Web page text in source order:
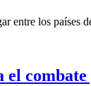
entre los países